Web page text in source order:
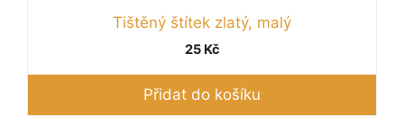
Tištěný štítek zlatý, malý
25 Kč
Přidat do košíku